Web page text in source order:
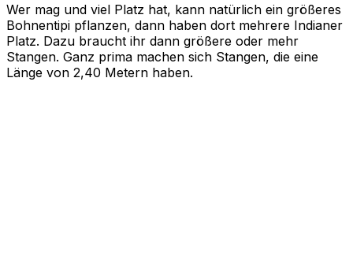
Wer mag und viel Platz hat, kann natürlich ein größeres
Bohnentipi pflanzen, dann haben dort mehrere Indianer
Platz. Dazu braucht ihr dann größere oder mehr
Stangen. Ganz prima machen sich Stangen, die eine
Länge von 2,40 Metern haben.